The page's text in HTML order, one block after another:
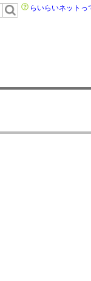
らいらいネットっ